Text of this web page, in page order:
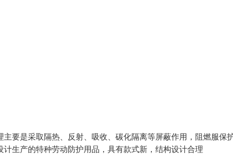
要是采取隔热、反射、吸收、碳化隔离等屏蔽作用，阻燃服保
生产的特种劳动防护用品，具有款式新，结构设计合理